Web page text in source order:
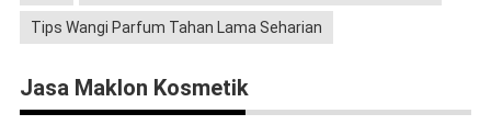
Tips Wangi Parfum Tahan Lama Seharian
Jasa Maklon Kosmetik